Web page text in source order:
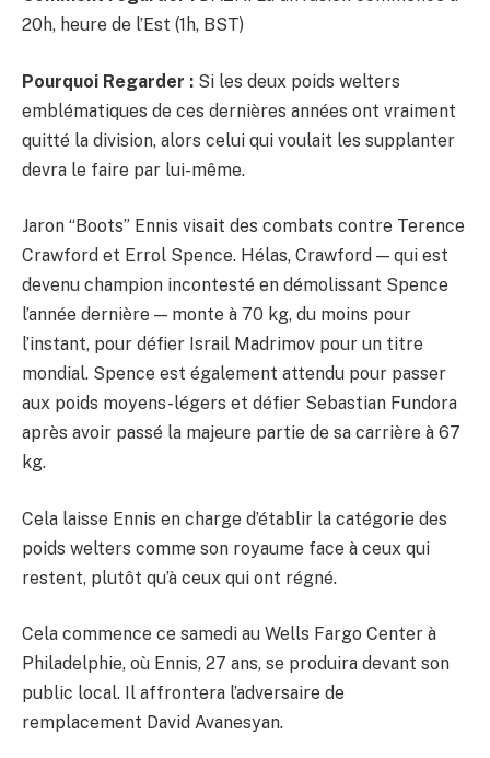
20h, heure de l’Est (1h, BST)
Pourquoi Regarder : Si les deux poids welters
emblématiques de ces dernières années ont vraiment
quitté la division, alors celui qui voulait les supplanter
devra le faire par lui-même.
Jaron “Boots” Ennis visait des combats contre Terence
Crawford et Errol Spence. Hélas, Crawford — qui est
devenu champion incontesté en démolissant Spence
l’année dernière — monte à 70 kg, du moins pour
l’instant, pour défier Israil Madrimov pour un titre
mondial. Spence est également attendu pour passer
aux poids moyens-légers et défier Sebastian Fundora
après avoir passé la majeure partie de sa carrière à 67
kg.
Cela laisse Ennis en charge d’établir la catégorie des
poids welters comme son royaume face à ceux qui
restent, plutôt qu’à ceux qui ont régné.
Cela commence ce samedi au Wells Fargo Center à
Philadelphie, où Ennis, 27 ans, se produira devant son
public local. Il affrontera l’adversaire de
remplacement David Avanesyan.